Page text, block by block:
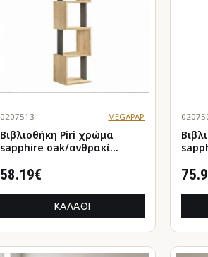
0207513 MEGAPAP
Βιβλιοθήκη Piri χρώμα
sapphire oak/ανθρακί
58.19€
ΚΑΛΆΘΙ